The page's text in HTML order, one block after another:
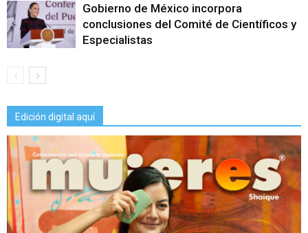
Gobierno de México incorpora
conclusiones del Comité de Científicos y
Especialistas
Edición digital aquí